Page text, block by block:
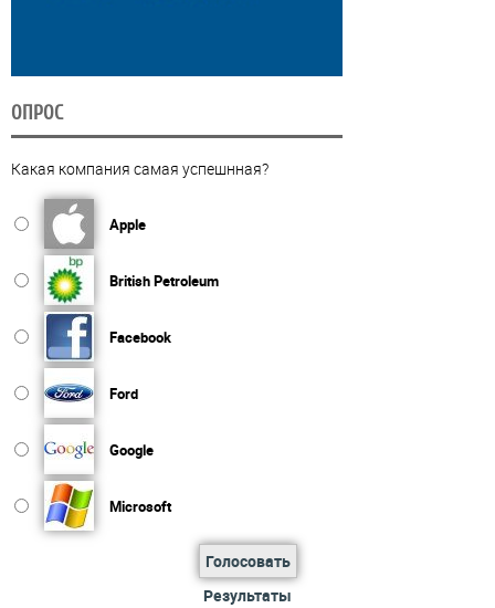
ОПРОС
Какая компания самая успешнная?
Apple
British Petroleum
Facebook
Ford
Google
Microsoft
Голосовать
Результаты